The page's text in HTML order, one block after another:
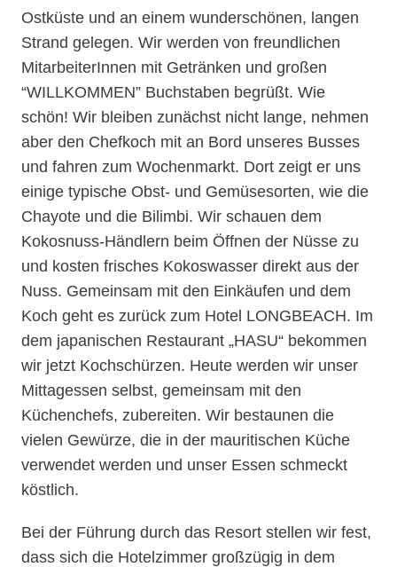
Ostküste und an einem wunderschönen, langen
Strand gelegen. Wir werden von freundlichen
MitarbeiterInnen mit Getränken und großen
“WILLKOMMEN” Buchstaben begrüßt. Wie
schön! Wir bleiben zunächst nicht lange, nehmen
aber den Chefkoch mit an Bord unseres Busses
und fahren zum Wochenmarkt. Dort zeigt er uns
einige typische Obst- und Gemüsesorten, wie die
Chayote und die Bilimbi. Wir schauen dem
Kokosnuss-Händlern beim Öffnen der Nüsse zu
und kosten frisches Kokoswasser direkt aus der
Nuss. Gemeinsam mit den Einkäufen und dem
Koch geht es zurück zum Hotel LONGBEACH. Im
dem japanischen Restaurant „HASU“ bekommen
wir jetzt Kochschürzen. Heute werden wir unser
Mittagessen selbst, gemeinsam mit den
Küchenchefs, zubereiten. Wir bestaunen die
vielen Gewürze, die in der mauritischen Küche
verwendet werden und unser Essen schmeckt
köstlich.
Bei der Führung durch das Resort stellen wir fest,
dass sich die Hotelzimmer großzügig in dem